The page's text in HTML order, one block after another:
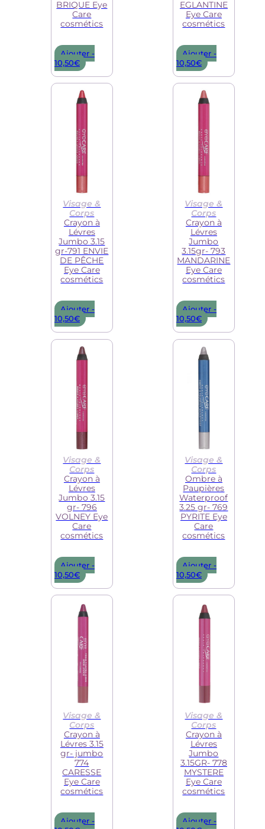
BRIQUE Eye
Care
cosmétics
Ajouter -
10,50€
EGLANTINE
Eye Care
cosmétics
Ajouter -
10,50€
Visage &
Corps
Crayon à
Lévres
Jumbo 3.15
gr-791 ENVIE
DE PÊCHE
Eye Care
cosmétics
Ajouter -
10,50€
Visage &
Corps
Crayon à
Lévres
Jumbo
3.15gr- 793
MANDARINE
Eye Care
cosmétics
Ajouter -
10,50€
Visage &
Corps
Crayon à
Lévres
Jumbo 3.15
gr- 796
VOLNEY Eye
Care
cosmétics
Ajouter -
10,50€
Visage &
Corps
Ombre à
Paupières
Waterproof
3.25 gr- 769
PYRITE Eye
Care
cosmétics
Ajouter -
10,50€
Visage &
Corps
Crayon à
Lévres 3.15
gr- jumbo
774
CARESSE
Eye Care
cosmétics
Ajouter -
Visage &
Corps
Crayon à
Lévres
Jumbo
3.15GR- 778
MYSTERE
Eye Care
cosmétics
Ajouter -